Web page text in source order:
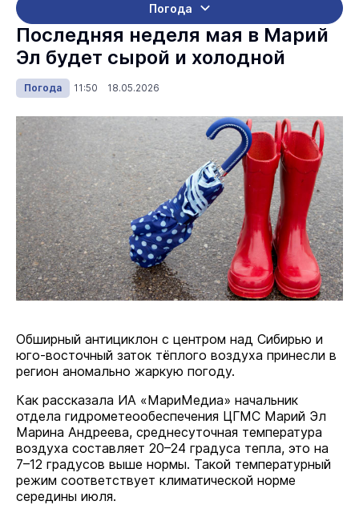
Погода
Последняя неделя мая в Марий
Эл будет сырой и холодной
Погода 11:50 18.05.2026
Обширный антициклон с центром над Сибирью и
юго-восточный заток тёплого воздуха принесли в
регион аномально жаркую погоду.
Как рассказала ИА «МариМедиа» начальник
отдела гидрометеообеспечения ЦГМС Марий Эл
Марина Андреева, среднесуточная температура
воздуха составляет 20–24 градуса тепла, это на
7–12 градусов выше нормы. Такой температурный
режим соответствует климатической норме
середины июля.